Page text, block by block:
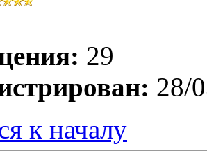
29
28/
к началу